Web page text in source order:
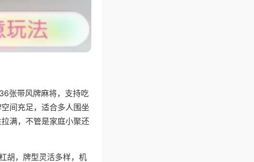
张带风牌麻将，支持吃
间充足，适合多人围坐
满，不管是家庭小聚还
胡，牌型灵活多样，机